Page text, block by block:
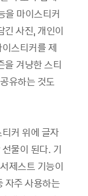
을 마이스티커
긴 사진, 개인이
스티커를 제
을 겨냥한 스티
유하는 것도
커 위에 글자
물이 된다. 기
제스트 기능이
자주 사용하는